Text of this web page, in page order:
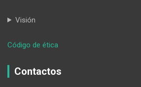
Visión
Código de ética
Carmen
Contactos